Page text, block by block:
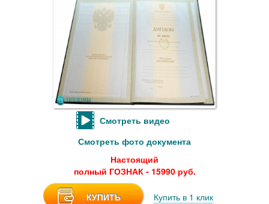
Смотреть видео
Смотреть фото документа
Настоящий
полный ГОЗНАК - 15990 руб.
КУПИТЬ Купить в 1 клик